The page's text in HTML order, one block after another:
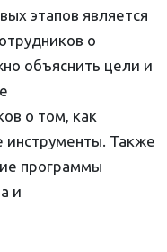
этапов является
о
объяснить цели и
о том, как
инструменты. Также
программы
и